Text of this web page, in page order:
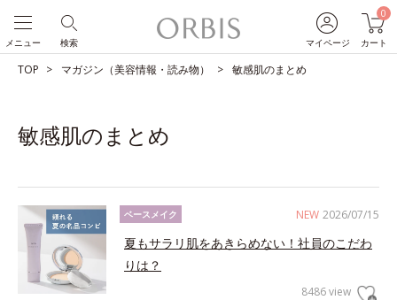
マイページ
0
カート
検索
メニュー
TOP マガジン（美容情報・読み物） 敏感肌のまとめ
敏感肌のまとめ
NEW 2026/07/15
ベースメイク
夏もサラリ肌をあきらめない！社員のこだわ
りは？
8486 view